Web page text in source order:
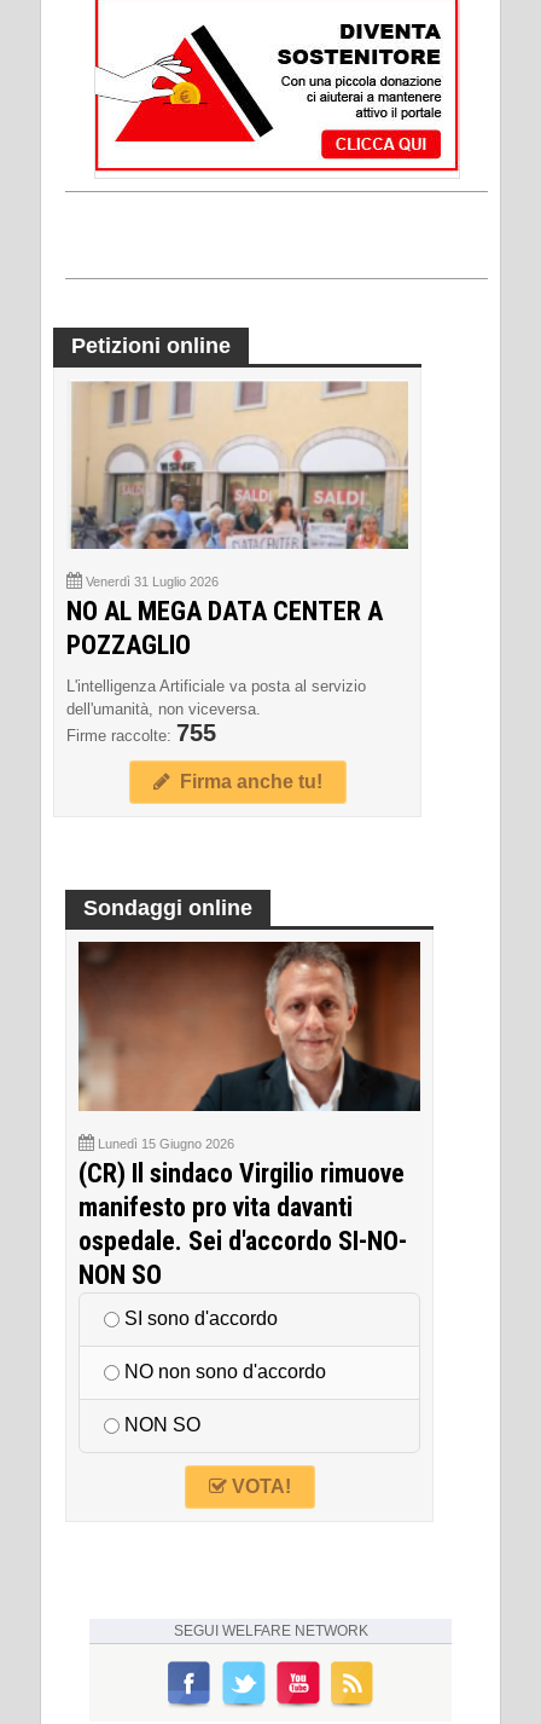
Petizioni online
Venerdì 31 Luglio 2026
NO AL MEGA DATA CENTER A
POZZAGLIO
L'intelligenza Artificiale va posta al servizio
dell'umanità, non viceversa.
Firme raccolte: 755
Firma anche tu!
Sondaggi online
Lunedì 15 Giugno 2026
(CR) Il sindaco Virgilio rimuove
manifesto pro vita davanti
ospedale. Sei d'accordo SI-NO-
NON SO
SI sono d'accordo
NO non sono d'accordo
NON SO
VOTA!
SEGUI WELFARE NETWORK